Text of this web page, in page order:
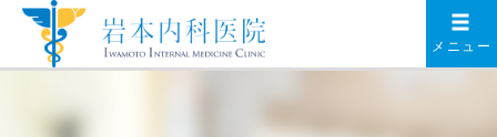
メニュー